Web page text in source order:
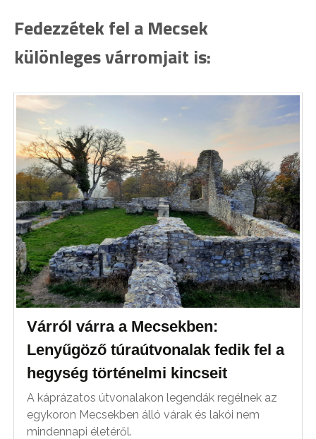
Fedezzétek fel a Mecsek
különleges várromjait is:
Várról várra a Mecsekben:
Lenyűgöző túraútvonalak fedik fel a
hegység történelmi kincseit
A káprázatos útvonalakon legendák regélnek az
egykoron Mecsekben álló várak és lakói nem
mindennapi életéről.